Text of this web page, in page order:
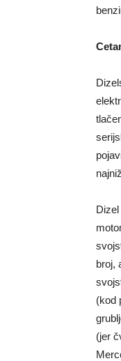
broj,
(kod
(jer